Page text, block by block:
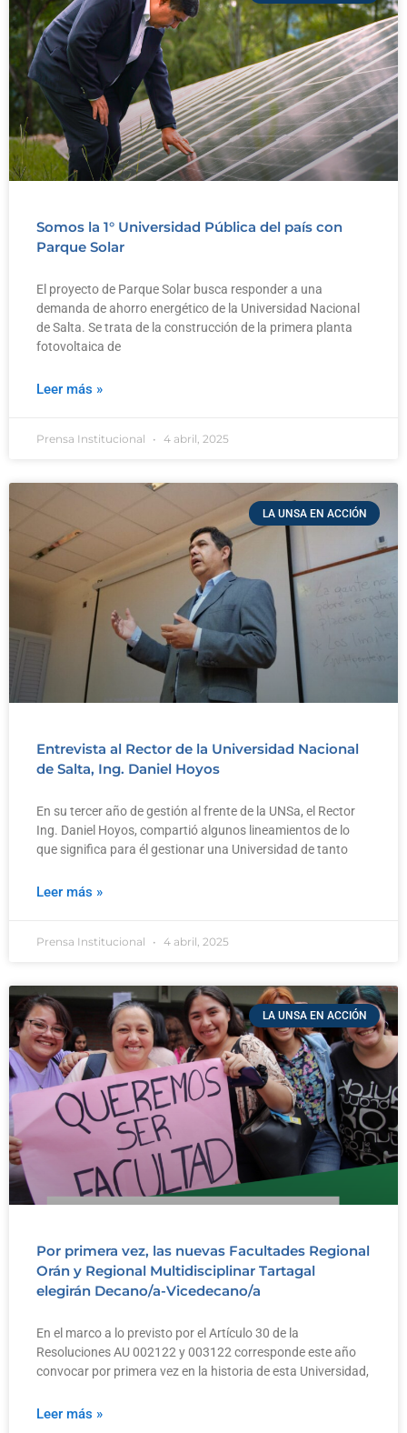
Somos la 1° Universidad Pública del país con
Parque Solar
El proyecto de Parque Solar busca responder a una
demanda de ahorro energético de la Universidad Nacional
de Salta. Se trata de la construcción de la primera planta
fotovoltaica de
Leer más »
Prensa Institucional 4 abril, 2025
LA UNSA EN ACCIÓN
Entrevista al Rector de la Universidad Nacional
de Salta, Ing. Daniel Hoyos
En su tercer año de gestión al frente de la UNSa, el Rector
Ing. Daniel Hoyos, compartió algunos lineamientos de lo
que significa para él gestionar una Universidad de tanto
Leer más »
Prensa Institucional 4 abril, 2025
LA UNSA EN ACCIÓN
Por primera vez, las nuevas Facultades Regional
Orán y Regional Multidisciplinar Tartagal
elegirán Decano/a-Vicedecano/a
En el marco a lo previsto por el Artículo 30 de la
Resoluciones AU 002122 y 003122 corresponde este año
convocar por primera vez en la historia de esta Universidad,
Leer más »